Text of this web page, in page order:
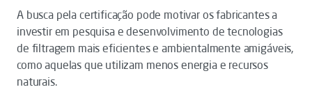
A busca pela certificação pode motivar os fabricantes a
investir em pesquisa e desenvolvimento de tecnologias
de filtragem mais eficientes e ambientalmente amigáveis,
como aquelas que utilizam menos energia e recursos
naturais.